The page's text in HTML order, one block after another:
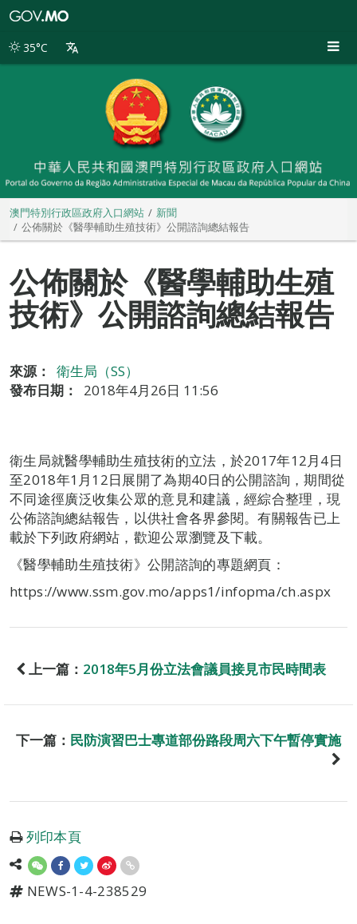
別
35°C
澳門特別行政區政府入口網站
新聞
公佈關於《醫學輔助生殖技術》公開諮詢總結報告
公佈關於《醫學輔助生殖
技術》公開諮詢總結報告
來源：
衛生局（SS）
發布日期：
2018年4月26日 11:56
衛生局就醫學輔助生殖技術的立法，於2017年12月4日
至2018年1月12日展開了為期40日的公開諮詢，期間從
不同途徑廣泛收集公眾的意見和建議，經綜合整理，現
公佈諮詢總結報告，以供社會各界參閱。有關報告已上
載於下列政府網站，歡迎公眾瀏覽及下載。
《醫學輔助生殖技術》公開諮詢的專題網頁：
https://www.ssm.gov.mo/apps1/infopma/ch.aspx
上一篇： 2018年5月份立法會議員接見市民時間表
下一篇： 民防演習巴士專道部份路段周六下午暫停實施
列印本頁
NEWS-1-4-238529